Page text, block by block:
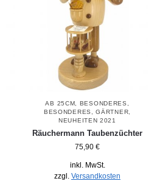
AB 25CM BESONDERES
BESONDERES
,GÄRTNER
NEUHEITEN 2021
Räuchermann Taubenzüchter
75,90 €
inkl. MwSt.
zzgl. Versandkosten